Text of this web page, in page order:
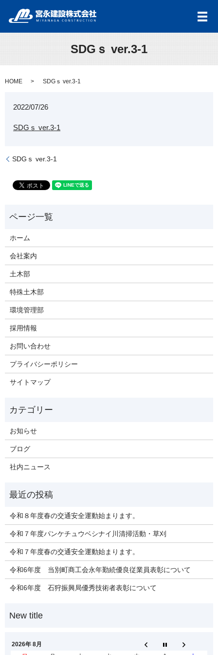
メ
SDGｓ ver.3-1
HOME SDGｓ ver.3-1
2022/07/26
SDGｓ ver.3-1
SDGｓ ver.3-1
ホーム
会社案内
土木部
特殊土木部
環境管理部
採用情報
お問い合わせ
プライバシーポリシー
サイトマップ
お知らせ
ブログ
社内ニュース
令和８年度春の交通安全運動始まります。
令和７年度パンケチュウベシナイ川清掃活動・草刈
令和７年度春の交通安全運動始まります。
令和6年度 当別町商工会永年勤続優良従業員表彰について
令和6年度 石狩振興局優秀技術者表彰について
2026年 8月